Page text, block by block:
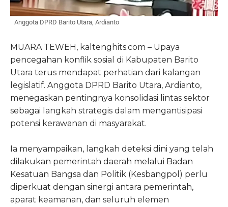
Anggota DPRD Barito Utara, Ardianto
MUARA TEWEH, kaltenghits.com – Upaya
pencegahan konflik sosial di Kabupaten Barito
Utara terus mendapat perhatian dari kalangan
legislatif. Anggota DPRD Barito Utara, Ardianto,
menegaskan pentingnya konsolidasi lintas sektor
sebagai langkah strategis dalam mengantisipasi
potensi kerawanan di masyarakat.
Ia menyampaikan, langkah deteksi dini yang telah
dilakukan pemerintah daerah melalui Badan
Kesatuan Bangsa dan Politik (Kesbangpol) perlu
diperkuat dengan sinergi antara pemerintah,
aparat keamanan, dan seluruh elemen